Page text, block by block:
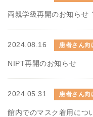
両親学級再開のお知らせ
2024.08.16 患者さん向
NIPT再開のお知らせ
2024.05.31 患者さん向
館内でのマスク着用につ